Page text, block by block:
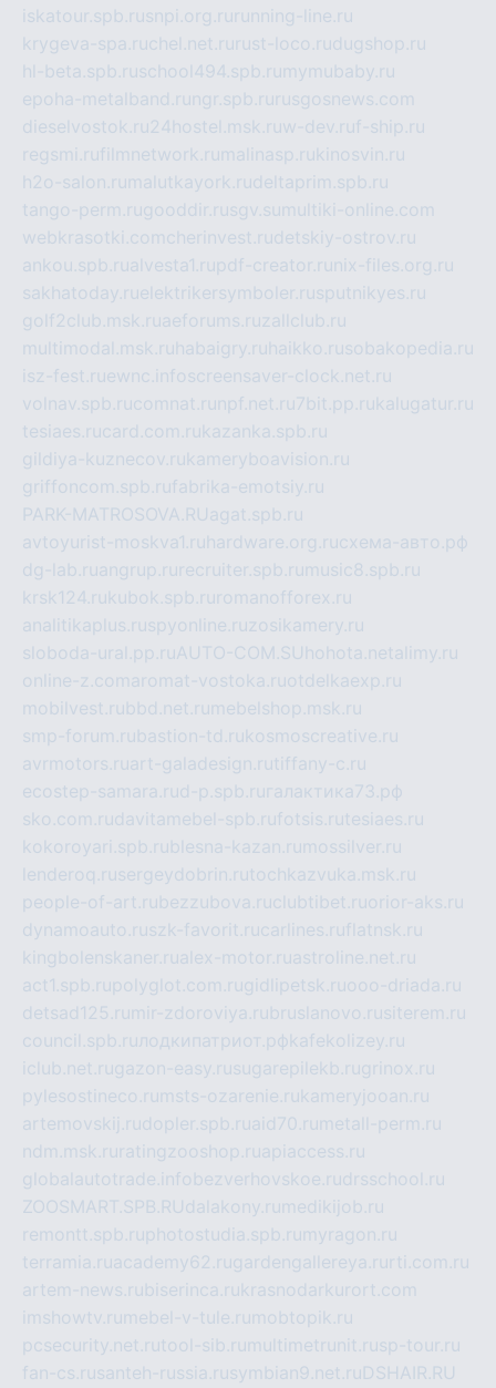
iskatour.spb.rusnpi.org.ru running-line.ru
krygeva-spa.ruchel.net.ru rust-loco.rudugshop.ru
hl-beta.spb.ruschool494.spb.ru mymubaby.ru
epoha-metalband.ru ngr.spb.ru rusgosnews.com
dieselvostok.ru24hostel.msk.ruw-dev.ruf-ship.ru
regsmi.rufilmnetwork.ru malinasp.rukinosvin.ru
h2o-salon.ru malutkayork.rudeltaprim.spb.ru
tango-perm.rugooddir.rusgv.su multiki-online.com
webkrasotki.comcherinvest.rudetskiy-ostrov.ru
ankou.spb.rualvesta1.rupdf-creator.ru nix-files.org.ru
sakhatoday.ruelektrikersymboler.rusputnikyes.ru
golf2club.msk.ruaeforums.ruzallclub.ru
multimodal.msk.ru habaigry.ru haikko.rusobakopedia.ru
isz-fest.ruewnc.infoscreensaver-clock.net.ru
volnav.spb.rucomnat.ru npf.net.ru 7bit.pp.rukalugatur.ru
tesiaes.rucard.com.rukazanka.spb.ru
gildiya-kuznecov.rukameryboavision.ru
griffoncom.spb.rufabrika-emotsiy.ru
PARK-MATROSOVA.RUagat.spb.ru
avtoyurist-moskva1.ru hardware.org.ruсхема-авто.рф
dg-lab.ruangrup.ru recruiter.spb.ru music8.spb.ru
krsk124.rukubok.spb.ru romanofforex.ru
analitikaplus.ruspyonline.ruzosikamery.ru
sloboda-ural.pp.ruAUTO-COM.SU hohota.net alimy.ru
online-z.comaromat-vostoka.ruotdelkaexp.ru
mobilvest.rubbd.net.ru mebelshop.msk.ru
smp-forum.rubastion-td.rukosmoscreative.ru
avrmotors.ruart-galadesign.rutiffany-c.ru
ecostep-samara.rud-p.spb.ru галактика73.рф
sko.com.rudavitamebel-spb.rufotsis.rutesiaes.ru
kokoroyari.spb.rublesna-kazan.ru mossilver.ru
lenderoq.rusergeydobrin.rutochkazvuka.msk.ru
people-of-art.rubezzubova.ruclubtibet.ruorior-aks.ru
dynamoauto.ruszk-favorit.rucarlines.ruflatnsk.ru
kingbolenskaner.rualex-motor.ruastroline.net.ru
act1.spb.rupolyglot.com.rugidlipetsk.ruooo-driada.ru
detsad125.ru mir-zdoroviya.rubruslanovo.rusiterem.ru
council.spb.ruлодкипатриот.рфkafekolizey.ru
iclub.net.rugazon-easy.rusugarepilekb.rugrinox.ru
pylesostineco.ru msts-ozarenie.rukameryjooan.ru
artemovskij.rudopler.spb.ruaid70.ru metall-perm.ru
ndm.msk.ru ratingzooshop.ruapiaccess.ru
globalautotrade.info bezverhovskoe.rudrsschool.ru
ZOOSMART.SPB.RUdalakony.ru medikijob.ru
remontt.spb.ruphotostudia.spb.ru myragon.ru
terramia.ruacademy62.rugardengallereya.ru rti.com.ru
artem-news.rubiserinca.rukrasnodarkurort.com
imshowtv.ru mebel-v-tule.ru mobtopik.ru
pcsecurity.net.rutool-sib.ru multimetrunit.rusp-tour.ru
fan-cs.rusanteh-russia.rusymbian9.net.ruDSHAIR.RU